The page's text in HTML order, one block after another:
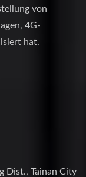
von
4G-
hat.
Dist., Tainan City